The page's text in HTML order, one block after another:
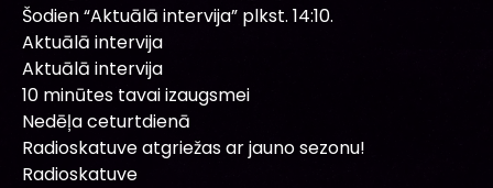
Šodien “Aktuālā intervija” plkst. 14:10.
Aktuālā intervija
Aktuālā intervija
10 minūtes tavai izaugsmei
Nedēļa ceturtdienā
Radioskatuve atgriežas ar jauno sezonu!
Radioskatuve